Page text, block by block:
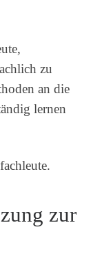
zu
an die
lernen
zur